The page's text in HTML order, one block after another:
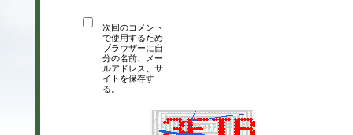
次回のコメント
で使用するため
ブラウザーに自
分の名前、メー
ルアドレス、サ
イトを保存す
る。